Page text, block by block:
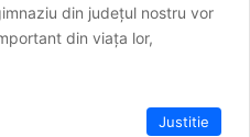
din județul nostru vor
din viața lor,
Justitie